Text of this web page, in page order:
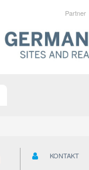
Partner
KONTAKT